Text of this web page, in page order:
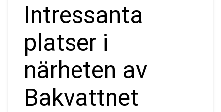
Intressanta
platser i
närheten av
Bakvattnet